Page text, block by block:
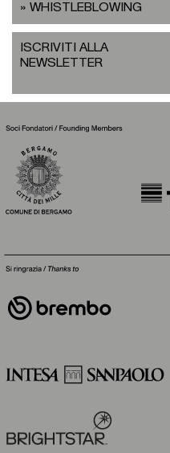
WHISTLEBLOWING
ISCRIVITI ALLA
NEWSLETTER